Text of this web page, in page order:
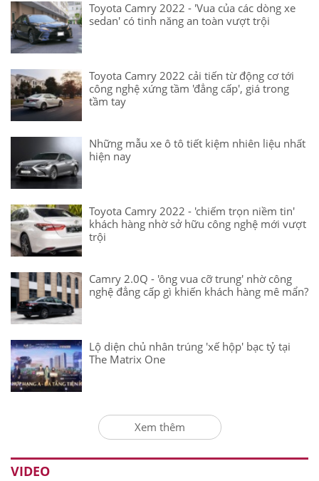
Toyota Camry 2022 - 'Vua của các dòng xe
sedan' có tinh năng an toàn vượt trội
Toyota Camry 2022 cải tiến từ động cơ tới
công nghệ xứng tầm 'đẳng cấp', giá trong
tầm tay
Những mẫu xe ô tô tiết kiệm nhiên liệu nhất
hiện nay
Toyota Camry 2022 - 'chiếm trọn niềm tin'
khách hàng nhờ sở hữu công nghệ mới vượt
trội
Camry 2.0Q - 'ông vua cỡ trung' nhờ công
nghệ đẳng cấp gì khiến khách hàng mê mẩn?
Lộ diện chủ nhân trúng 'xế hộp' bạc tỷ tại
The Matrix One
Xem thêm
VIDEO